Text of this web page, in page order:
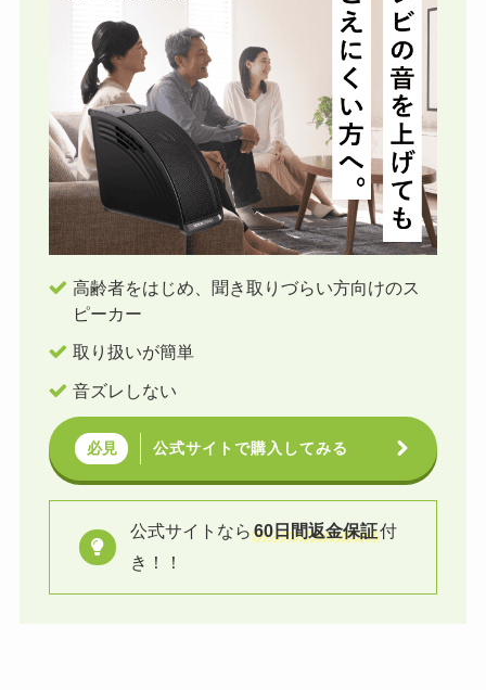
高齢者をはじめ、聞き取りづらい方向けのス
ピーカー
取り扱いが簡単
音ズレしない
必見 公式サイトで購入してみる
公式サイトなら 60日間返金保証付
き！！